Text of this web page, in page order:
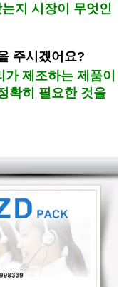
지 시장이 무엇인
주시겠어요?
제조하는 제품이
확히 필요한 것을